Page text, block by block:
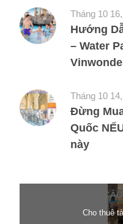
Tháng 10
Hướng
– Water
Tháng 10
Đừng
Quốc
này
Cho thuê